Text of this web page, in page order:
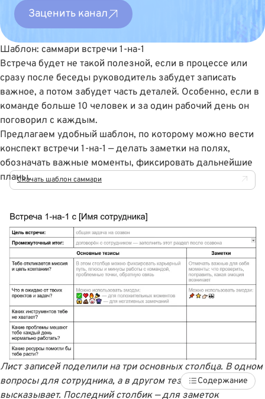
Заценить канал
Шаблон: саммари встречи 1-на-1
Встреча будет не такой полезной, если в процессе или
сразу после беседы руководитель забудет записать
важное, а потом забудет часть деталей. Особенно, если в
команде больше 10 человек и за один рабочий день он
поговорил с каждым.
Предлагаем удобный шаблон, по которому можно вести
конспект встречи 1-на-1 — делать заметки на полях,
обозначать важные моменты, фиксировать дальнейшие
планы.Скачать шаблон саммари
Лист записей поделили на три основных столбца. В одном
вопросы для сотрудника, а в другом тезисы, которые он
высказывает. Последний столбик — для заметок
Содержание